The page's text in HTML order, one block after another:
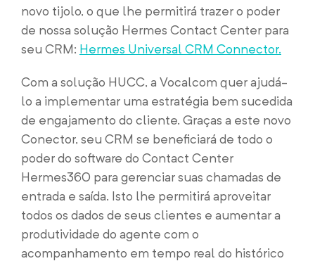
novo tijolo, o que lhe permitirá trazer o poder
de nossa solução Hermes Contact Center para
seu CRM: Hermes Universal CRM Connector.
Com a solução HUCC, a Vocalcom quer ajudá-
lo a implementar uma estratégia bem sucedida
de engajamento do cliente. Graças a este novo
Conector, seu CRM se beneficiará de todo o
poder do software do Contact Center
Hermes360 para gerenciar suas chamadas de
entrada e saída. Isto lhe permitirá aproveitar
todos os dados de seus clientes e aumentar a
produtividade do agente com o
acompanhamento em tempo real do histórico